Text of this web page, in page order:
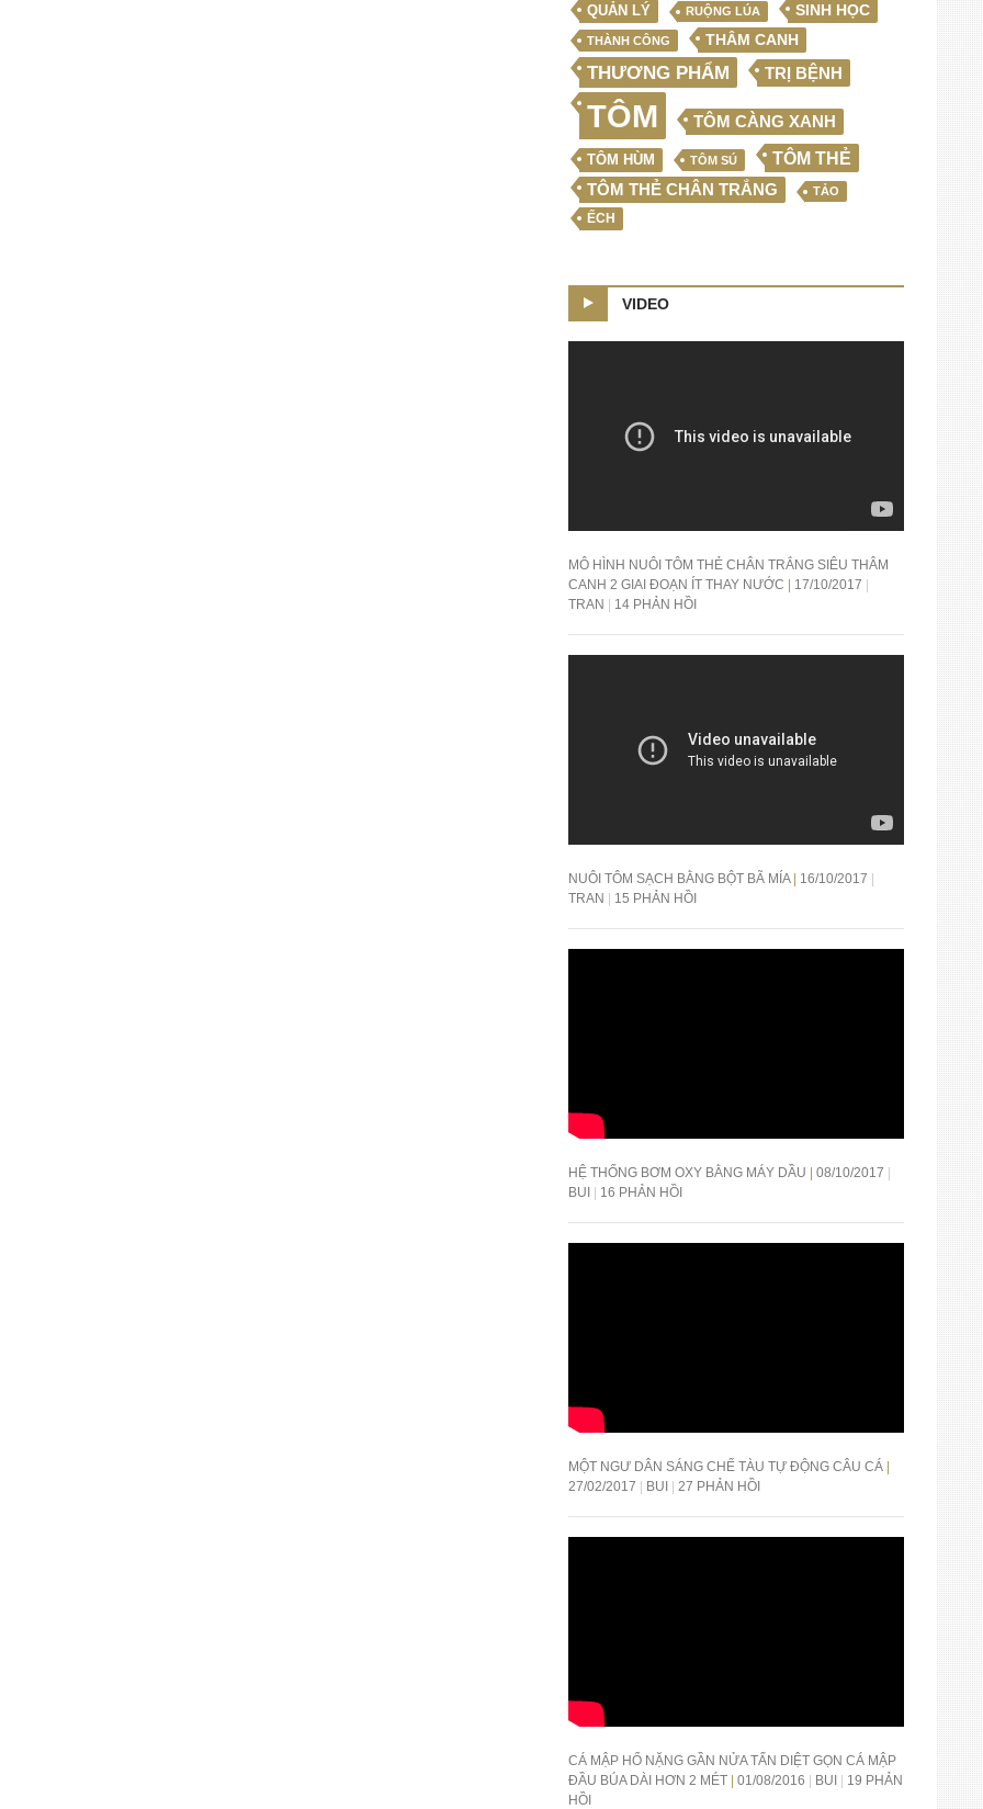
QUẢN LÝ RUỘNG LÚA SINH HỌC
THÀNH CÔNG THÂM CANH
THƯƠNG PHẨM TRỊ BỆNH
TÔM TÔM CÀNG XANH
TÔM HÙM TÔM SÚ TÔM THẺ
TÔM THẺ CHÂN TRẮNG TẢO
ẾCH
VIDEO
MÔ HÌNH NUÔI TÔM THẺ CHÂN TRẮNG SIÊU THÂM
CANH 2 GIAI ĐOẠN ÍT THAY NƯỚC
17/10/2017
TRAN
14 PHẢN HỒI
NUÔI TÔM SẠCH BẰNG BỘT BÃ MÍA
16/10/2017
TRAN
15 PHẢN HỒI
HỆ THỐNG BƠM OXY BẰNG MÁY DẦU
08/10/2017
BUI
16 PHẢN HỒI
MỘT NGƯ DÂN SÁNG CHẾ TÀU TỰ ĐỘNG CÂU CÁ
27/02/2017
BUI 27 PHẢN HỒI
CÁ MẬP HỔ NẶNG GẦN NỬA TẤN DIỆT GỌN CÁ MẬP
ĐẦU BÚA DÀI HƠN 2 MÉT
01/08/2016 BUI
19 PHẢN
HỒI